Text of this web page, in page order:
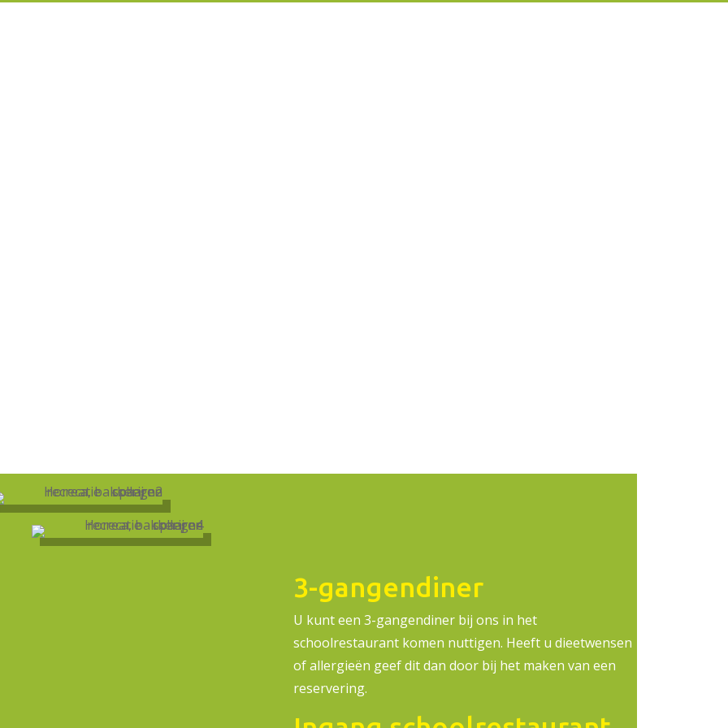
3-gangendiner
U kunt een 3-gangendiner bij ons in het
schoolrestaurant komen nuttigen. Heeft u dieetwensen
of allergieën geef dit dan door bij het maken van een
reservering.